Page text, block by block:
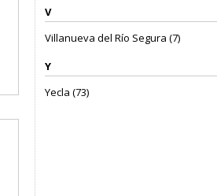
V
Villanueva del Río Segura (7)
Y
Yecla (73)